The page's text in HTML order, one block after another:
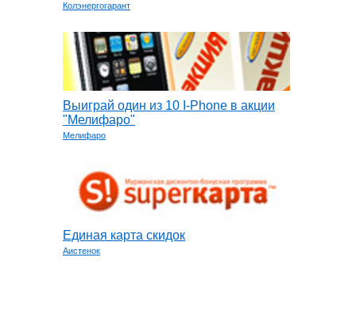
Колэнергогарант
Выиграй один из 10 I-Phone в акции
"Мелифаро"
Мелифаро
Единая карта скидок
Аистенок